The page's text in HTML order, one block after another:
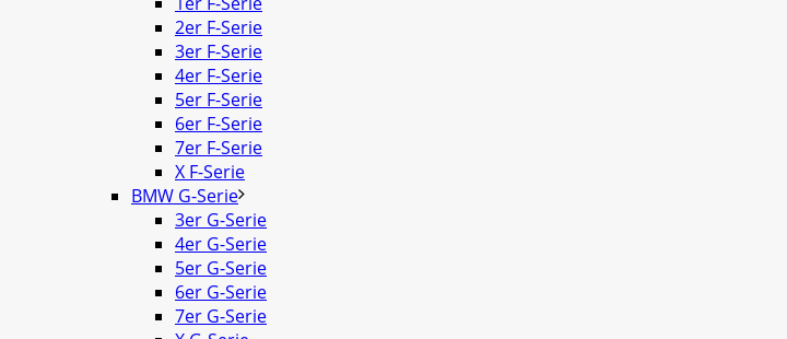
2er F-Serie
3er F-Serie
4er F-Serie
5er F-Serie
6er F-Serie
7er F-Serie
X F-Serie
BMW G-Serie
3er G-Serie
4er G-Serie
5er G-Serie
6er G-Serie
7er G-Serie